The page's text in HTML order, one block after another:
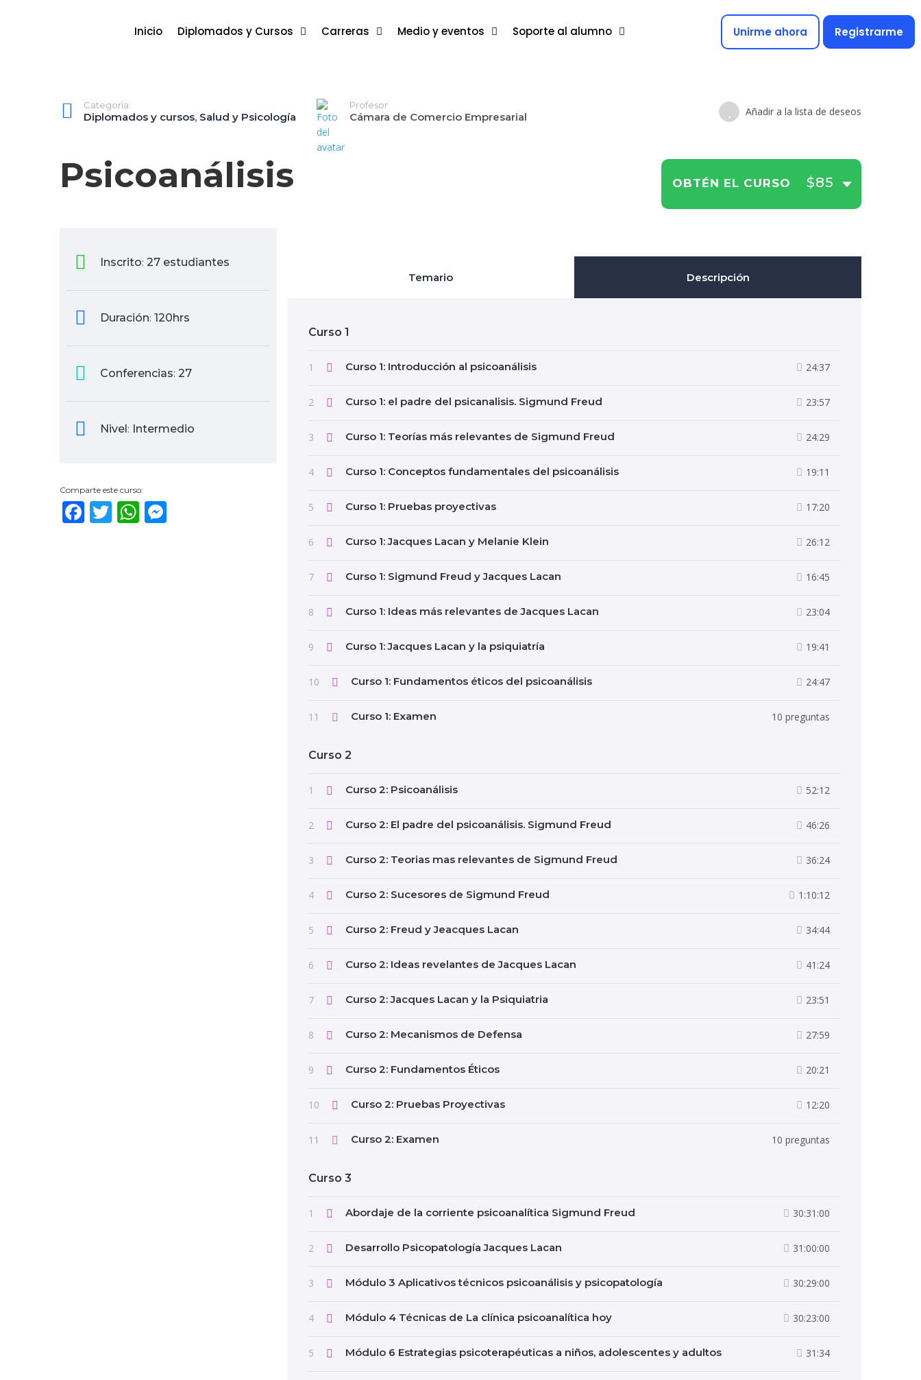
Inicio Diplomados y Cursos Carreras Medio y eventos Soporte al alumno Unirme ahora Registrarme
Categoría:
Diplomados y cursos, Salud y Psicología
Profesor
Cámara de Comercio Empresarial Añadir a la lista de deseos
Psicoanálisis OBTÉN EL CURSO $85
Inscrito: 27 estudiantes
Duración: 120hrs
Conferencias: 27
Nivel: Intermedio
Comparte este curso:
Facebook
TwitterWhatsApp
Temario Descripción
Curso 1
1 Curso 1: Introducción al psicoanálisis 24:37
2 Curso 1: el padre del psicanalisis. Sigmund Freud 23:57
3 Curso 1: Teorías más relevantes de Sigmund Freud 24:29
4 Curso 1: Conceptos fundamentales del psicoanálisis 19:11
5 Curso 1: Pruebas proyectivas 17:20
6 Curso 1: Jacques Lacan y Melanie Klein 26:12
7 Curso 1: Sigmund Freud y Jacques Lacan 16:45
8 Curso 1: Ideas más relevantes de Jacques Lacan 23:04
9 Curso 1: Jacques Lacan y la psiquiatría 19:41
10 Curso 1: Fundamentos éticos del psicoanálisis 24:47
11 Curso 1: Examen 10 preguntas
Curso 2
1 Curso 2: Psicoanálisis 52:12
2 Curso 2: El padre del psicoanálisis. Sigmund Freud 46:26
3 Curso 2: Teorias mas relevantes de Sigmund Freud 36:24
4 Curso 2: Sucesores de Sigmund Freud 1:10:12
5 Curso 2: Freud y Jeacques Lacan 34:44
6 Curso 2: Ideas revelantes de Jacques Lacan 41:24
7 Curso 2: Jacques Lacan y la Psiquiatria 23:51
8 Curso 2: Mecanismos de Defensa 27:59
9 Curso 2: Fundamentos Éticos 20:21
10 Curso 2: Pruebas Proyectivas 12:20
11 Curso 2: Examen 10 preguntas
Curso 3
1 Abordaje de la corriente psicoanalítica Sigmund Freud 30:31:00
2 Desarrollo Psicopatología Jacques Lacan 31:00:00
3 Módulo 3 Aplicativos técnicos psicoanálisis y psicopatología 30:29:00
4 Módulo 4 Técnicas de La clínica psicoanalítica hoy 30:23:00
5 Módulo 6 Estrategias psicoterapéuticas a niños, adolescentes y adultos 31:34